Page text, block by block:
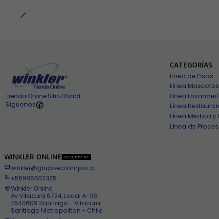
Tienda Online Sitio Oficial
Síguenos
CATEGORÍAS
Linea de Pisos
Línea Mascotas
Línea
Línea
Línea Médica y
Línea de
WINKLER ONLINE PICKUP POINT
winkler@grupoecolimpio.cl
+56986602325
Winkler Online
Av Vitacura 6724, Local A-06
7640609 Santiago - Vitacura
Santiago Metropolitan - Chile